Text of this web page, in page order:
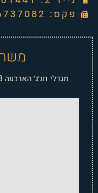
פקס: 04-6737082
מגדלי חג׳ג׳ הארבעה 28 תל אביב קומה 5 מגדל צפוני